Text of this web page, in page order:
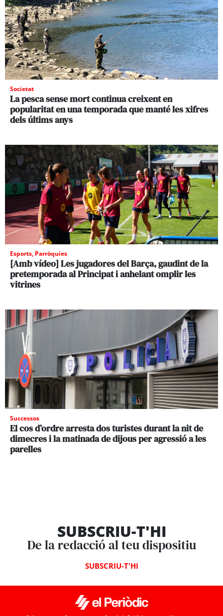
Societat
La pesca sense mort continua creixent en
popularitat en una temporada que manté les xifres
dels últims anys
Esports, Parròquies
[Amb vídeo] Les jugadores del Barça, gaudint de la
pretemporada al Principat i anhelant omplir les
vitrines
Successos
El cos d’ordre arresta dos turistes durant la nit de
dimecres i la matinada de dijous per agressió a les
parelles
SUBSCRIU-T'HI
De la redacció al teu dispositiu
SUBSCRIU-T'HI